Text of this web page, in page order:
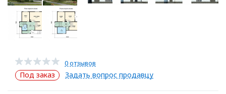
0 отзывов
Под заказ Задать вопрос продавцу